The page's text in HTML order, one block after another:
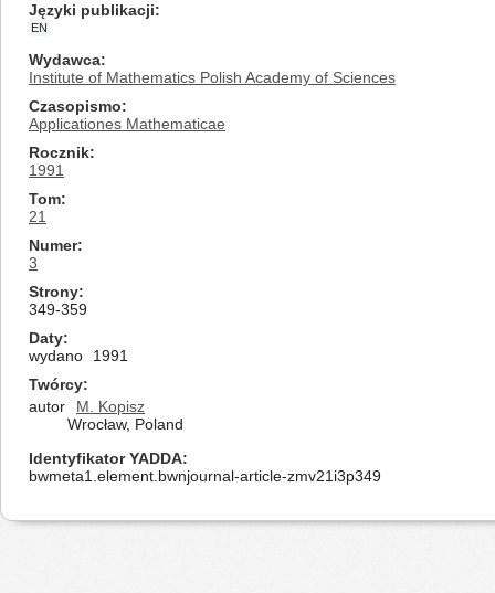
Języki publikacji
EN
Wydawca
Institute of Mathematics Polish Academy of Sciences
Czasopismo
Applicationes Mathematicae
Rocznik
1991
Tom
21
Numer
3
Strony
349-359
Daty
wydano
1991
Twórcy
autor
M. Kopisz
Wrocław, Poland
Identyfikator YADDA
bwmeta1.element.bwnjournal-article-zmv21i3p349